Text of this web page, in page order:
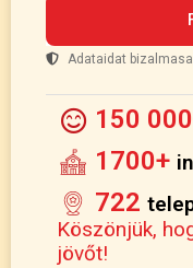
Adataidat
150
1700+
722
Köszönjük,
jövőt!